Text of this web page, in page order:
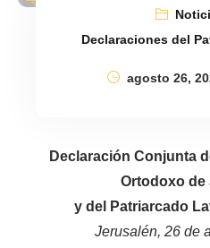
Declaraciones del
agosto 26,
Declaración Conjunta
Ortodoxo
y del Patriarcado
Jerusalén, 26 de